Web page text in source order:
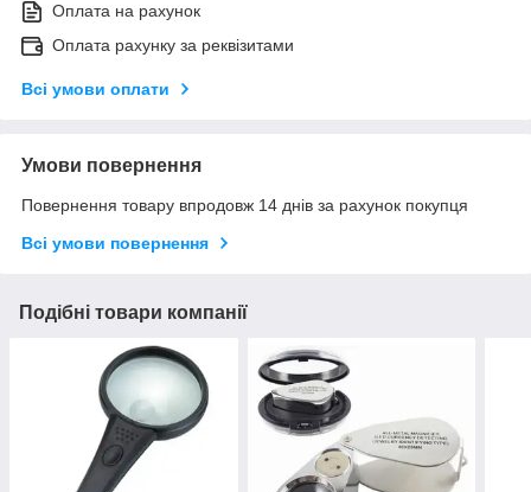
Оплата на рахунок
Оплата рахунку за реквізитами
Всі умови оплати
Умови повернення
Повернення товару впродовж 14 днів за рахунок покупця
Всі умови повернення
Подібні товари компанії